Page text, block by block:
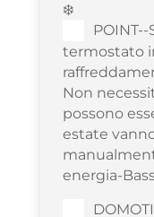
❄️
termostato
Non
possono
estate
energia-